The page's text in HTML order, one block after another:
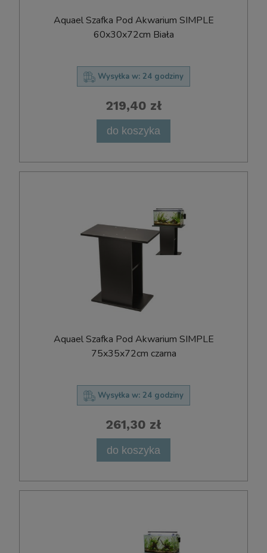
Aquael Szafka Pod Akwarium SIMPLE
60x30x72cm Biała
Wysyłka w: 24 godziny
219,40 zł
do koszyka
Aquael Szafka Pod Akwarium SIMPLE
75x35x72cm czarna
Wysyłka w: 24 godziny
261,30 zł
do koszyka